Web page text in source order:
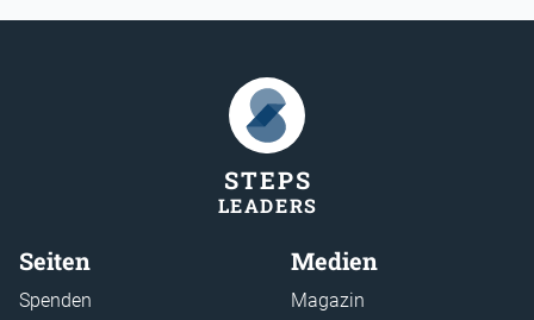
STEPS
LEADERS
Seiten
Spenden
Medien
Magazin